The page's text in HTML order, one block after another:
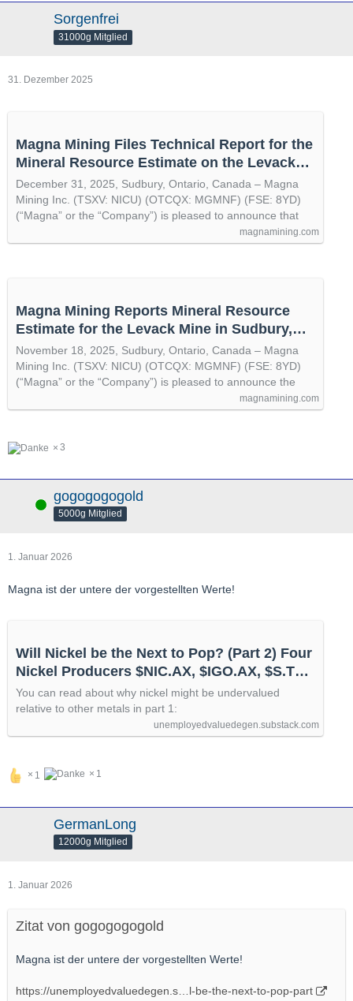
Sorgenfrei
31000g Mitglied
31. Dezember 2025
Magna Mining Files Technical Report for the
Mineral Resource Estimate on the Levack
Mine Property in Sudbury - Magna Mining
(TSXV: NICU)
December 31, 2025, Sudbury, Ontario, Canada – Magna
Mining Inc. (TSXV: NICU) (OTCQX: MGMNF) (FSE: 8YD)
(“Magna” or the “Company”) is pleased to announce that
magnamining.com
Magna Mining Reports Mineral Resource
Estimate for the Levack Mine in Sudbury,
Ontario - Magna Mining (TSXV: NICU)
November 18, 2025, Sudbury, Ontario, Canada – Magna
Mining Inc. (TSXV: NICU) (OTCQX: MGMNF) (FSE: 8YD)
(“Magna” or the “Company”) is pleased to announce the
magnamining.com
3
Online gogogogogold
5000g Mitglied
1. Januar 2026
Magna ist der untere der vorgestellten Werte!
Will Nickel be the Next to Pop? (Part 2) Four
Nickel Producers $NIC.AX, $IGO.AX, $S.TO,
$NICU.V
You can read about why nickel might be undervalued
relative to other metals in part 1:
unemployedvaluedegen.substack.com
1 1
GermanLong
12000g Mitglied
1. Januar 2026
Zitat von gogogogogold
Magna ist der untere der vorgestellten Werte!
https://unemployedvaluedegen.s…l-be-the-next-to-pop-part